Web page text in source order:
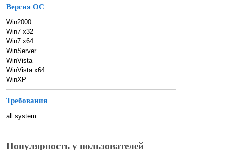
Версия ОС
Win2000
Win7 x32
Win7 x64
WinServer
WinVista
WinVista x64
WinXP
Требования
all system
Популярность у пользователей